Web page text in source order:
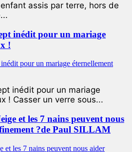
assis par terre, hors de
inédit pour un mariage
!
inédit pour un mariage
! Casser un verre sous...
et les 7 nains peuvent nous
?de Paul SILLAM